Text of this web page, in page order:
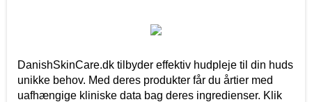
DanishSkinCare.dk tilbyder effektiv hudpleje til din huds
unikke behov. Med deres produkter får du årtier med
uafhængige kliniske data bag deres ingredienser. Klik